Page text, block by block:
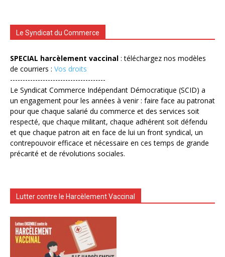
Le Syndicat du Commerce
SPECIAL harcèlement vaccinal : téléchargez nos modèles
de courriers : Vos droits
--------------------------------------
Le Syndicat Commerce Indépendant Démocratique (SCID) a
un engagement pour les années à venir : faire face au patronat
pour que chaque salarié du commerce et des services soit
respecté, que chaque militant, chaque adhérent soit défendu
et que chaque patron ait en face de lui un front syndical, un
contrepouvoir efficace et nécessaire en ces temps de grande
précarité et de révolutions sociales.
Lutter contre le Harcèlement Vaccinal